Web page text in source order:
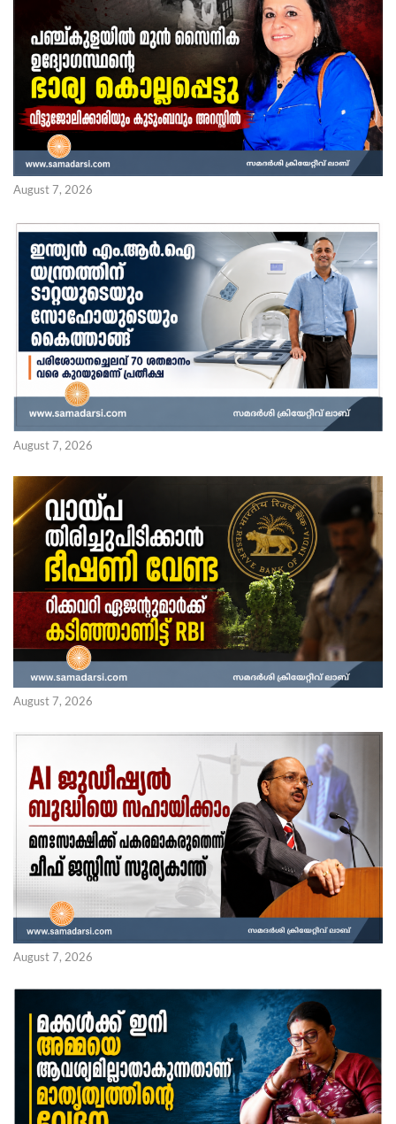
August 7, 2026
August 7, 2026
August 7, 2026
August 7, 2026